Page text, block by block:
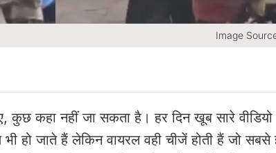
Image
कुछ कहा नहीं जा सकता है। हर दिन खूब सारे
हो जाते हैं लेकिन वायरल वही चीजें होती हैं जो सबसे